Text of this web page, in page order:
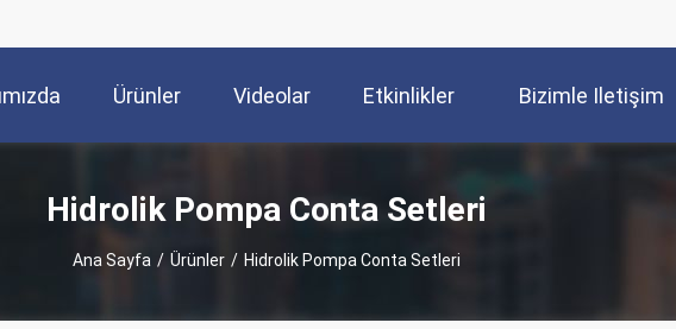
Ürünler Videolar Etkinlikler Bizimle Iletişim
Hidrolik Pompa Conta Setleri
Ana Sayfa / Ürünler / Hidrolik Pompa Conta Setleri